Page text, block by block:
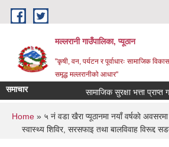
Skip to main content
मल्लरानी गाउँपालिका, प्यूठान
"कृषी, वन, पर्यटन र पूर्वाधारः सामाजिक
समृद्ध मल्लरानीको आधार"
समाचार सामाजिक सुरक्षा भत्ता प्राप्त
You are here
Home » ५ नं वडा खैरा प्यूठानमा नयाँ वर्षकाे
स्वास्थ्य शिविर, सरसफाइ तथा बालविवाह विरूद्द